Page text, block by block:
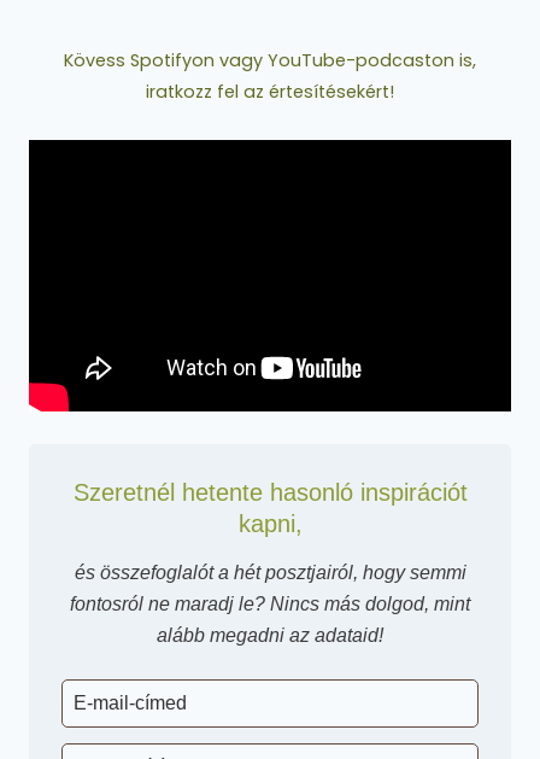
Kövess Spotifyon vagy YouTube-podcaston is,
iratkozz fel az értesítésekért!
Szeretnél hetente hasonló inspirációt
kapni,
és összefoglalót a hét posztjairól, hogy semmi
fontosról ne maradj le? Nincs más dolgod, mint
alább megadni az adataid!